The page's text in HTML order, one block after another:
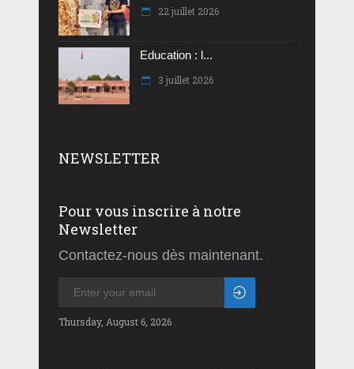
22 juillet 2026
Education : l...
3 juillet 2026
NEWSLETTER
Pour vous inscrire à notre
Newsletter
Contactez-nous dès maintenant.
Thursday, August 6, 2026